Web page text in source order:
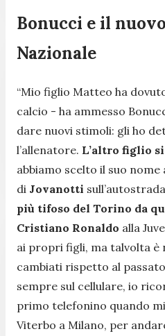
Bonucci e il
Nazionale
“Mio figlio Matteo ha
calcio - ha ammesso
dare nuovi stimoli: gli ho
l’allenatore. L’altro figlio
abbiamo scelto il suo
di Jovanotti
più tifoso del Torino da
Cristiano Ronaldo alla
ai propri figli, ma talvolta è
cambiati rispetto al
sempre sul cellulare, io
primo telefonino quando
Viterbo a Milano, per